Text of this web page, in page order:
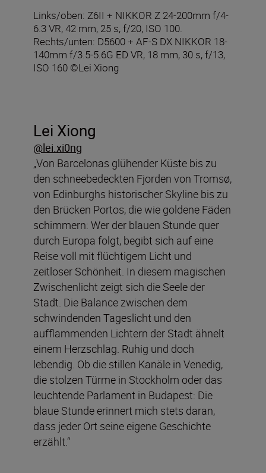
Links/oben: Z6II + NIKKOR Z 24-200mm f/4-
6.3 VR, 42 mm, 25 s, f/20, ISO 100.
Rechts/unten: D5600 + AF-S DX NIKKOR 18-
140mm f/3.5-5.6G ED VR, 18 mm, 30 s, f/13,
ISO 160 ©Lei Xiong
Lei Xiong
@lei.xi0ng
„Von Barcelonas glühender Küste bis zu
den schneebedeckten Fjorden von Tromsø,
von Edinburghs historischer Skyline bis zu
den Brücken Portos, die wie goldene Fäden
schimmern: Wer der blauen Stunde quer
durch Europa folgt, begibt sich auf eine
Reise voll mit flüchtigem Licht und
zeitloser Schönheit. In diesem magischen
Zwischenlicht zeigt sich die Seele der
Stadt. Die Balance zwischen dem
schwindenden Tageslicht und den
aufflammenden Lichtern der Stadt ähnelt
einem Herzschlag. Ruhig und doch
lebendig. Ob die stillen Kanäle in Venedig,
die stolzen Türme in Stockholm oder das
leuchtende Parlament in Budapest: Die
blaue Stunde erinnert mich stets daran,
dass jeder Ort seine eigene Geschichte
erzählt.“